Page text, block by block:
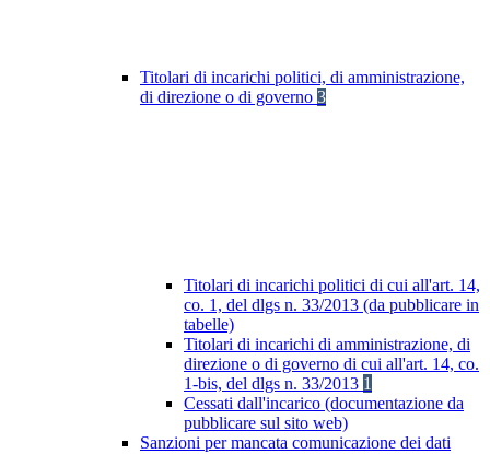
Titolari di incarichi politici, di amministrazione,
di direzione o di governo 3
Titolari di incarichi politici di cui all'art. 14,
co. 1, del dlgs n. 33/2013 (da pubblicare in
tabelle)
Titolari di incarichi di amministrazione, di
direzione o di governo di cui all'art. 14, co.
1-bis, del dlgs n. 33/2013 1
Cessati dall'incarico (documentazione da
pubblicare sul sito web)
Sanzioni per mancata comunicazione dei dati